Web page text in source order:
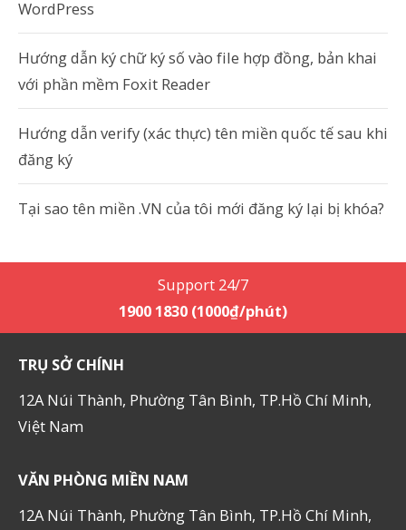
WordPress
Hướng dẫn ký chữ ký số vào file hợp đồng, bản khai
với phần mềm Foxit Reader
Hướng dẫn verify (xác thực) tên miền quốc tế sau khi
đăng ký
Tại sao tên miền .VN của tôi mới đăng ký lại bị khóa?
Support 24/7
1900 1830 (1000₫/phút)
TRỤ SỞ CHÍNH
12A Núi Thành, Phường Tân Bình, TP.Hồ Chí Minh,
Việt Nam
VĂN PHÒNG MIỀN NAM
12A Núi Thành, Phường Tân Bình, TP.Hồ Chí Minh,